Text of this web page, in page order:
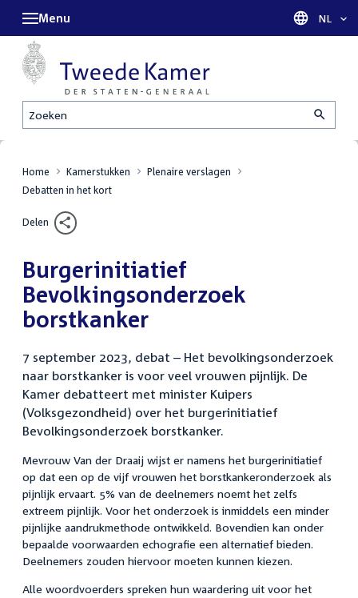
Zoeken
Menu Taal
NL
Home Kamerstukken
Plenaire verslagen
Debatten in het kort
Delen
Burgerinitiatief
Bevolkingsonderzoek
borstkanker
7 september 2023, debat – Het bevolkingsonderzoek
naar borstkanker is voor veel vrouwen pijnlijk. De
Kamer debatteert met minister Kuipers
(Volksgezondheid) over het burgerinitiatief
Bevolkingsonderzoek borstkanker.
Mevrouw Van der Draaij wijst er namens het burgerinitiatief
op dat een op de vijf vrouwen het borstkankeronderzoek als
pijnlijk ervaart. 5% van de deelnemers noemt het zelfs
extreem pijnlijk. Voor het onderzoek is inmiddels een minder
pijnlijke aandrukmethode ontwikkeld. Bovendien kan onder
bepaalde voorwaarden echografie een alternatief bieden.
Deelnemers zouden hiervoor moeten kunnen kiezen.
Alle woordvoerders spreken hun waardering uit voor het